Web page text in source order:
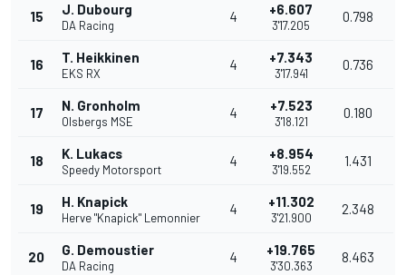
15 J. Dubourg
DA Racing
4 +6.607
3'17.205
0.798
16 T. Heikkinen
EKS RX
4 +7.343
3'17.941
0.736
17 N. Gronholm
Olsbergs MSE
4 +7.523
3'18.121
0.180
18 K. Lukacs
Speedy Motorsport
4 +8.954
3'19.552
1.431
19 H. Knapick
Herve "Knapick" Lemonnier
4 +11.302
3'21.900
2.348
20 G. Demoustier
DA Racing
4 +19.765
3'30.363
8.463